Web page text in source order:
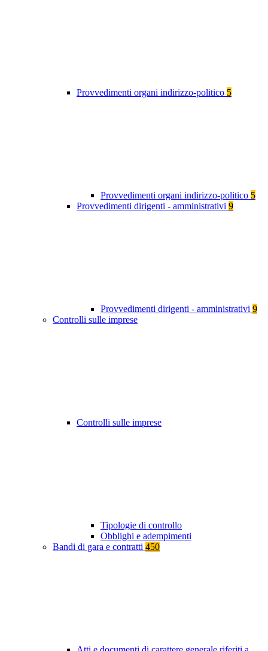
Provvedimenti organi indirizzo-politico 5
Provvedimenti organi indirizzo-politico 5
Provvedimenti dirigenti - amministrativi 9
Provvedimenti dirigenti - amministrativi 9
Controlli sulle imprese
Controlli sulle imprese
Tipologie di controllo
Obblighi e adempimenti
Bandi di gara e contratti 450